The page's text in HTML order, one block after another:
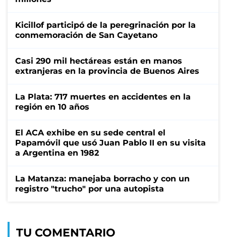
Kicillof participó de la peregrinación por la
conmemoración de San Cayetano
Casi 290 mil hectáreas están en manos
extranjeras en la provincia de Buenos Aires
La Plata: 717 muertes en accidentes en la
región en 10 años
El ACA exhibe en su sede central el
Papamóvil que usó Juan Pablo II en su visita
a Argentina en 1982
La Matanza: manejaba borracho y con un
registro "trucho" por una autopista
TU COMENTARIO